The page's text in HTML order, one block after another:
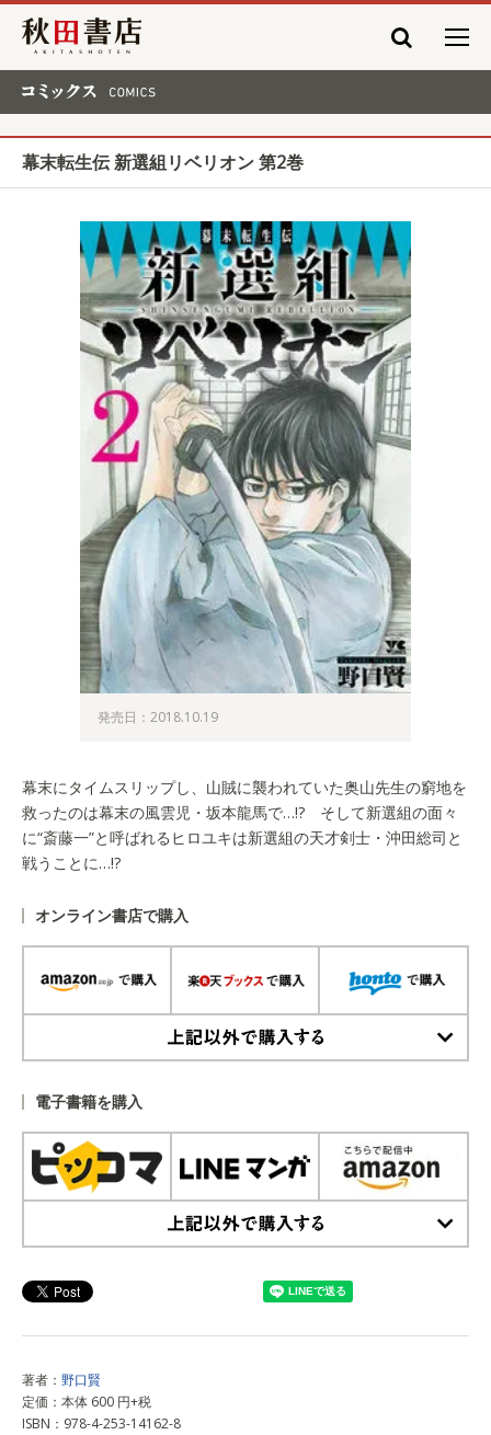
秋田書店
幕末転生伝 新選組リベリオン 第2巻
発売日：2018.10.19
幕末にタイムスリップし、山賊に襲われていた奥山先生の窮地を
救ったのは幕末の風雲児・坂本龍馬で…!? そして新選組の面々
に“斎藤一”と呼ばれるヒロユキは新選組の天才剣士・沖田総司と
戦うことに…!?
オンライン書店で購入
電子書籍を購入
著者： 野口賢
定価：本体 600 円+税
ISBN：978-4-253-14162-8